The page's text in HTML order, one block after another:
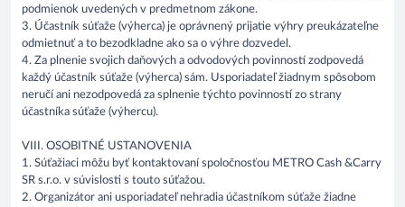
podmienok uvedených v predmetnom zákone.
3. Účastník súťaže (výherca) je oprávnený prijatie výhry preukázateľne
odmietnuť a to bezodkladne ako sa o výhre dozvedel.
4. Za plnenie svojich daňových a odvodových povinností zodpovedá
každý účastník súťaže (výherca) sám. Usporiadateľ žiadnym spôsobom
neručí ani nezodpovedá za splnenie týchto povinností zo strany
účastníka súťaže (výhercu).
VIII. OSOBITNÉ USTANOVENIA
1. Súťažiaci môžu byť kontaktovaní spoločnosťou METRO Cash &Carry
SR s.r.o. v súvislosti s touto súťažou.
2. Organizátor ani usporiadateľ nehradia účastníkom súťaže žiadne